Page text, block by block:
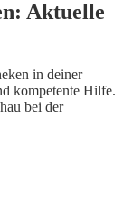
Aktuelle
in deiner
kompetente Hilfe.
bei der